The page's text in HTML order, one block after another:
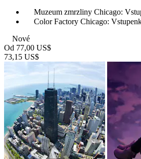
Muzeum zmrzliny Chicago:
Color Factory Chicago:
Nové
Od 77,00 US$
73,15 US$